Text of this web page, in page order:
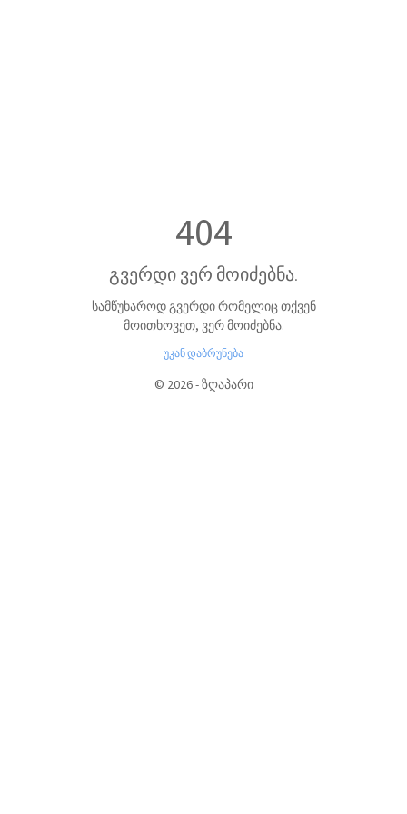
404
გვერდი ვერ მოიძებნა.
სამწუხაროდ გვერდი რომელიც თქვენ
მოითხოვეთ, ვერ მოიძებნა.
უკან დაბრუნება
© 2026-ზღაპარი